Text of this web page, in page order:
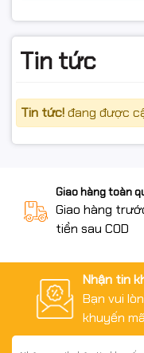
Tin tức
Tin tức!đang được
Giao hàng toàn
Giao hàng
tiền sau COD
Nhận tin
Bạn vui
khuyến